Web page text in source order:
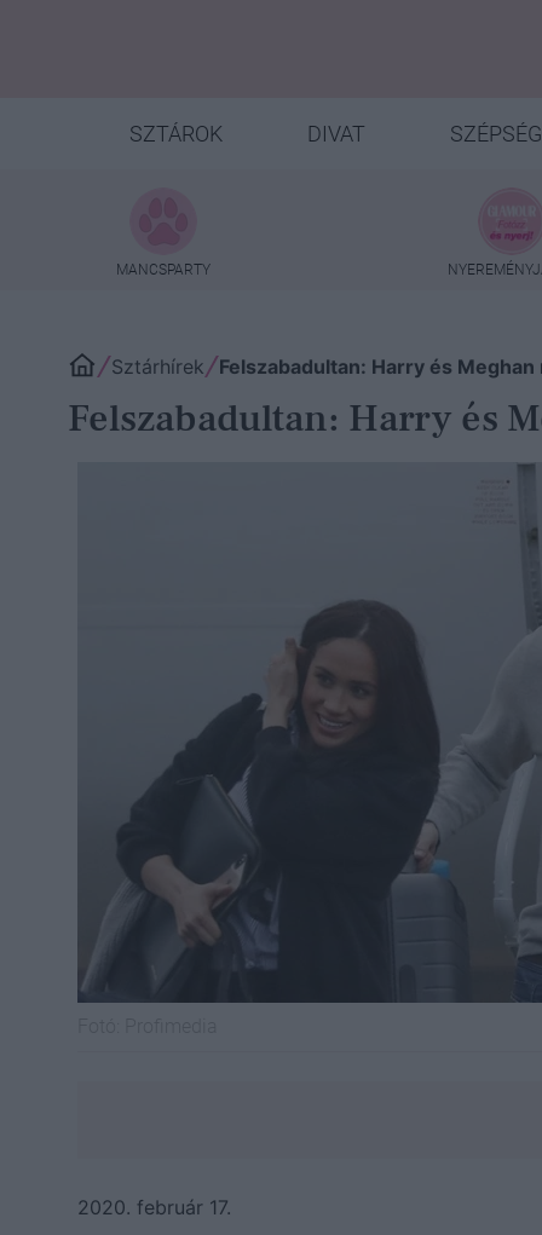
SZTÁROK DIVAT SZÉPSÉG
MANCSPARTY
Sztárhírek Felszabadultan: Harry és
Felszabadultan: Harry és
2020. február 17.